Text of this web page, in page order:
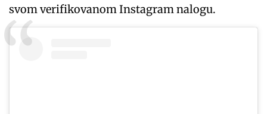
svom verifikovanom Instagram nalogu.